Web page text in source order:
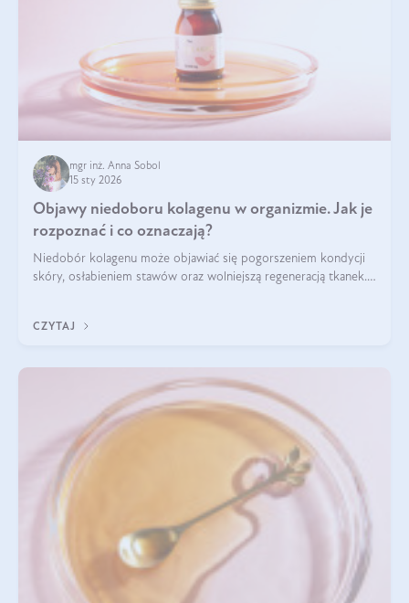
mgr inż. Anna Sobol
15 sty 2026
Objawy niedoboru kolagenu w organizmie. Jak je
rozpoznać i co oznaczają?
Niedobór kolagenu może objawiać się pogorszeniem kondycji
skóry, osłabieniem stawów oraz wolniejszą regeneracją tkanek.
osłabienie włosów.
CZYTAJ